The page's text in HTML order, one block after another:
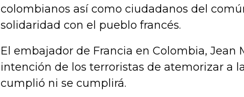
colombianos así como ciudadanos del
solidaridad con el pueblo francés.
El embajador de Francia en Colombia, Jean
intención de los terroristas de atemorizar a
cumplió ni se cumplirá.